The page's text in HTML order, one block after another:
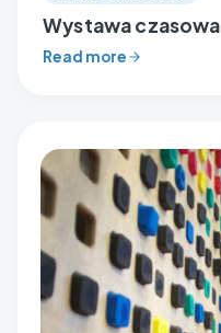
Wystawa czasowa
Read more